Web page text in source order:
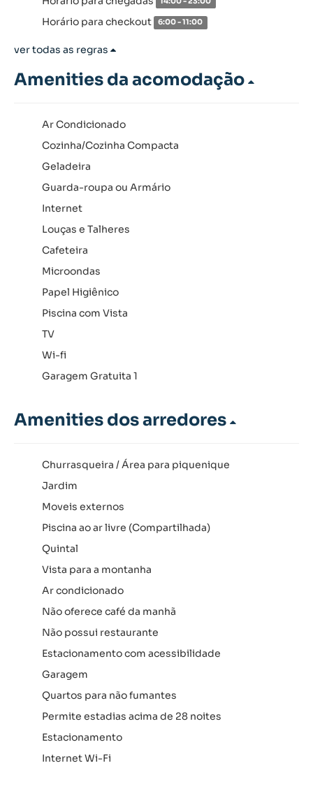
Horário para checkout 6:00 - 11:00
ver todas as regras
Amenities da acomodação
Ar Condicionado
Cozinha/Cozinha Compacta
Geladeira
Guarda-roupa ou Armário
Internet
Louças e Talheres
Cafeteira
Microondas
Papel Higiênico
Piscina com Vista
TV
Wi-fi
Garagem Gratuita 1
Amenities dos arredores
Churrasqueira / Área para piquenique
Jardim
Moveis externos
Piscina ao ar livre (Compartilhada)
Quintal
Vista para a montanha
Ar condicionado
Não oferece café da manhã
Não possui restaurante
Estacionamento com acessibilidade
Garagem
Quartos para não fumantes
Permite estadias acima de 28 noites
Estacionamento
Internet Wi-Fi